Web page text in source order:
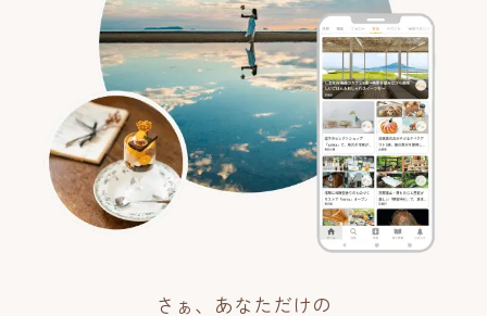
さぁ、あなただけの